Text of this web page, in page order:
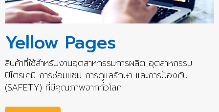
Yellow Pages
สินค้าที่ใช้สำหรับงานอุตสาหกรรมการผลิต อุตสาหกรรม
ปิโตรเคมี การซ่อมแซ่ม การดูแลรักษา และการป้องกัน
(SAFETY) ที่มีคุณภาพจากทั่วโลก